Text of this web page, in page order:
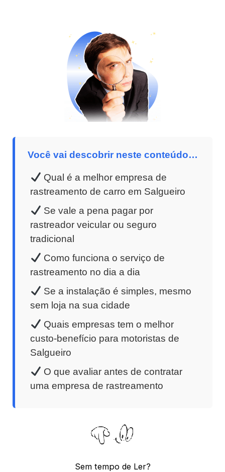
Você vai descobrir neste conteúdo…
Qual é a melhor empresa de
rastreamento de carro em Salgueiro
Se vale a pena pagar por
rastreador veicular ou seguro
tradicional
Como funciona o serviço de
rastreamento no dia a dia
Se a instalação é simples, mesmo
sem loja na sua cidade
Quais empresas tem o melhor
custo-benefício para motoristas de
Salgueiro
O que avaliar antes de contratar
uma empresa de rastreamento
Sem tempo de Ler?